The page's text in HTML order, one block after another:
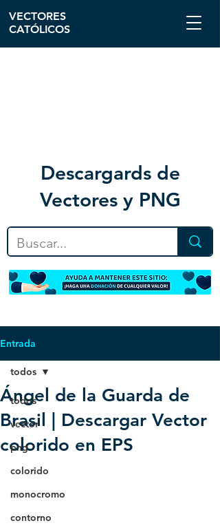
Descargards de
Vectores y PNG
VECTORES
CATÓLICOS
Entrada
todos
vector
png
colorido
monocromo
contorno
todos
Ángel de la Guarda de
Brasil | Descargar Vector
colorido en EPS